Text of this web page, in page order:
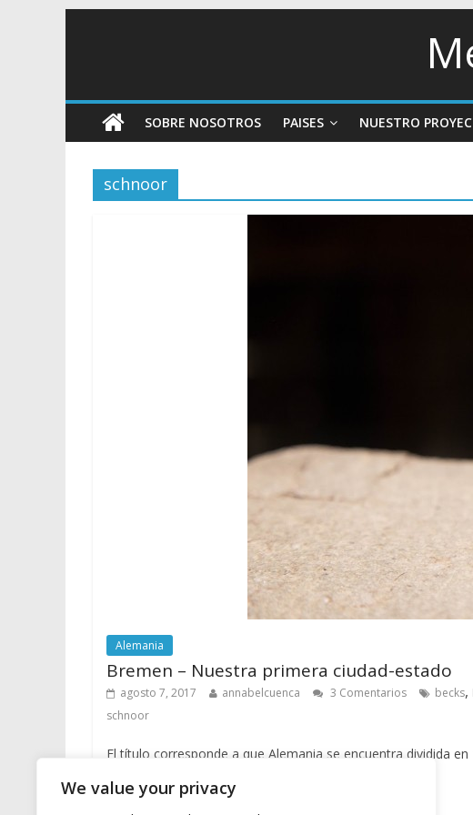
We value your privacy
SOBRE NOSOTROS PAISES NUESTRO
schnoor
Alemania
Bremen – Nuestra primera ciudad-estado
agosto 7, 2017 annabelcuenca 3 Comentarios becks,
schnoor
El título corresponde a que Alemania se encuentra dividida
Leer más